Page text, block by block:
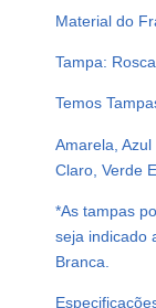
M
A
A
S
A
T
O
Q
Material do
Tampa:
Temos
Amarela,
Claro, Verde
*As tampas
seja indicado
Branca.